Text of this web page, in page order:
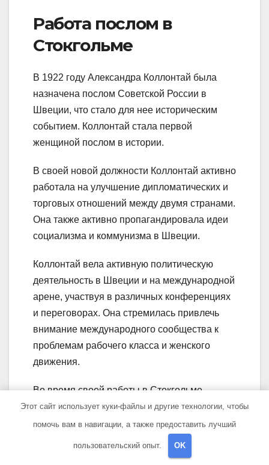
Работа послом в
Стокгольме
В 1922 году Александра Коллонтай была
назначена послом Советской России в
Швеции, что стало для нее историческим
событием. Коллонтай стала первой
женщиной послом в истории.
В своей новой должности Коллонтай активно
работала на улучшение дипломатических и
торговых отношений между двумя странами.
Она также активно пропагандировала идеи
социализма и коммунизма в Швеции.
Коллонтай вела активную политическую
деятельность в Швеции и на международной
арене, участвуя в различных конференциях
и переговорах. Она стремилась привлечь
внимание международного сообщества к
проблемам рабочего класса и женского
движения.
Во время своей работы в Стокгольме
Коллонтай продолжала силами своего пера
описывать свои идеи и позиции в статьях и
книгах. Она работала над проектом «Новая
экономическая политика», который был
Этот сайт использует куки-файлы и другие технологии, чтобы
помочь вам в навигации, а также предоставить лучший
пользовательский опыт. OK